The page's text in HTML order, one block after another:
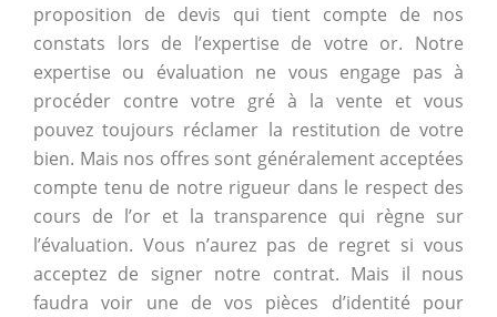
proposition de devis qui tient compte de nos
constats lors de l’expertise de votre or. Notre
expertise ou évaluation ne vous engage pas à
procéder contre votre gré à la vente et vous
pouvez toujours réclamer la restitution de votre
bien. Mais nos offres sont généralement acceptées
compte tenu de notre rigueur dans le respect des
cours de l’or et la transparence qui règne sur
l’évaluation. Vous n’aurez pas de regret si vous
acceptez de signer notre contrat. Mais il nous
faudra voir une de vos pièces d’identité pour